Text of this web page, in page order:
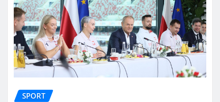
SPORT